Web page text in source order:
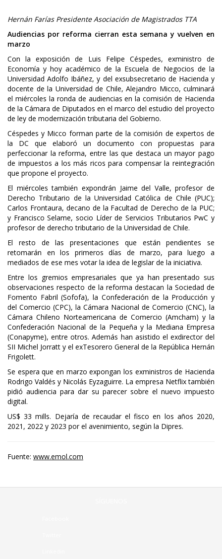
Hernán Farías Presidente Asociación de Magistrados TTA
Audiencias por reforma cierran esta semana y vuelven en
marzo
Con la exposición de Luis Felipe Céspedes, exministro de
Economía y hoy académico de la Escuela de Negocios de la
Universidad Adolfo Ibáñez, y del exsubsecretario de Hacienda y
docente de la Universidad de Chile, Alejandro Micco, culminará
el miércoles la ronda de audiencias en la comisión de Hacienda
de la Cámara de Diputados en el marco del estudio del proyecto
de ley de modernización tributaria del Gobierno.
Céspedes y Micco forman parte de la comisión de expertos de
la DC que elaboró un documento con propuestas para
perfeccionar la reforma, entre las que destaca un mayor pago
de impuestos a los más ricos para compensar la reintegración
que propone el proyecto.
El miércoles también expondrán Jaime del Valle, profesor de
Derecho Tributario de la Universidad Católica de Chile (PUC);
Carlos Frontaura, decano de la Facultad de Derecho de la PUC;
y Francisco Selame, socio Líder de Servicios Tributarios PwC y
profesor de derecho tributario de la Universidad de Chile.
El resto de las presentaciones que están pendientes se
retomarán en los primeros días de marzo, para luego a
mediados de ese mes votar la idea de legislar de la iniciativa.
Entre los gremios empresariales que ya han presentado sus
observaciones respecto de la reforma destacan la Sociedad de
Fomento Fabril (Sofofa), la Confederación de la Producción y
del Comercio (CPC), la Cámara Nacional de Comercio (CNC), la
Cámara Chileno Norteamericana de Comercio (Amcham) y la
Confederación Nacional de la Pequeña y la Mediana Empresa
(Conapyme), entre otros. Además han asistido el exdirector del
SII Michel Jorratt y el exTesorero General de la República Hernán
Frigolett.
Se espera que en marzo expongan los exministros de Hacienda
Rodrigo Valdés y Nicolás Eyzaguirre. La empresa Netflix también
pidió audiencia para dar su parecer sobre el nuevo impuesto
digital.
US$ 33 mills. Dejaría de recaudar el fisco en los años 2020,
2021, 2022 y 2023 por el avenimiento, según la Dipres.
Fuente: www.emol.com